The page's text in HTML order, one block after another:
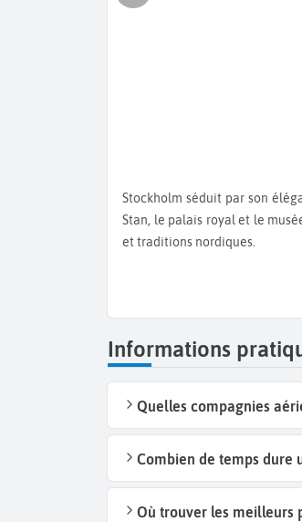
Stockholm séduit par son élégance naturelle et son riche passé historique. Entre les ruelles pavées de Gamla
Stan, le palais royal et le
et traditions nordiques.
Informations
Quelles compagnies
Combien de temps dure
Où trouver les meilleurs